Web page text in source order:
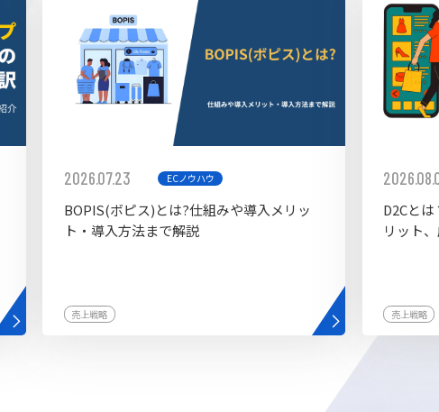
2026.07.23 ECノウハウ
BOPIS(ボピス)とは?仕組みや導入メリッ
ト・導入方法まで解説
売上戦略
D2Cと
リット
売上戦略